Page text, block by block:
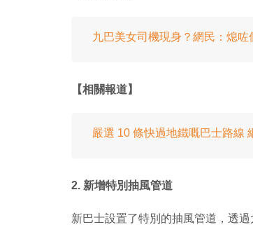
九巴美女司機現身？網民：熄咗
【相關報道】
嚴選 10 條快過地鐵嘅巴士路線
2. 新增特別抽風管道
新巴士設置了特別的抽風管道，透